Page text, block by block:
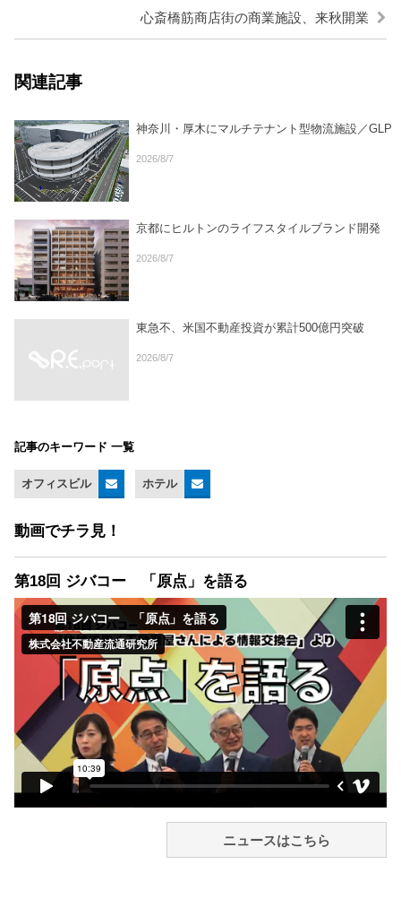
心斎橋筋商店街の商業施設、来秋開業
関連記事
神奈川・厚木にマルチテナント型物流施設／GLP
2026/8/7
京都にヒルトンのライフスタイルブランド開発
2026/8/7
東急不、米国不動産投資が累計500億円突破
2026/8/7
記事のキーワード 一覧
オフィスビル ホテル
動画でチラ見！
第18回 ジバコー 「原点」を語る
ニュースはこちら